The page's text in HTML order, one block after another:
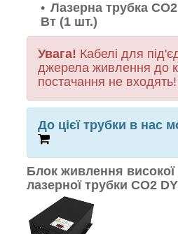
Лазерна трубка
Вт (1 шт.)
Увага! Кабелі для
джерела живлення до
постачання не входять!
До цієї трубки в нас
Блок живлення високої
лазерної трубки CO2